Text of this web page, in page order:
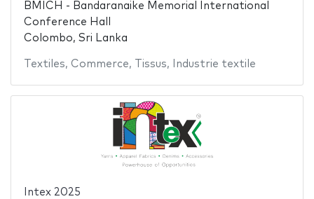
BMICH - Bandaranaike Memorial International
Conference Hall
Colombo, Sri Lanka
Textiles, Commerce, Tissus, Industrie textile
Intex 2025